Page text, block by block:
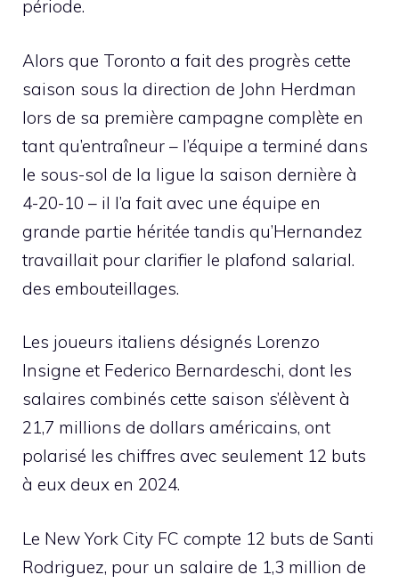
période.
Alors que Toronto a fait des progrès cette
saison sous la direction de John Herdman
lors de sa première campagne complète en
tant qu’entraîneur – l’équipe a terminé dans
le sous-sol de la ligue la saison dernière à
4-20-10 – il l’a fait avec une équipe en
grande partie héritée tandis qu’Hernandez
travaillait pour clarifier le plafond salarial.
des embouteillages.
Les joueurs italiens désignés Lorenzo
Insigne et Federico Bernardeschi, dont les
salaires combinés cette saison s’élèvent à
21,7 millions de dollars américains, ont
polarisé les chiffres avec seulement 12 buts
à eux deux en 2024.
Le New York City FC compte 12 buts de Santi
Rodriguez, pour un salaire de 1,3 million de